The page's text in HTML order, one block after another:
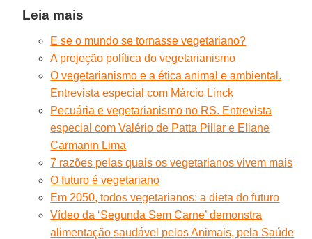
Leia mais
E se o mundo se tornasse vegetariano?
A projeção política do vegetarianismo
O vegetarianismo e a ética animal e ambiental.
Entrevista especial com Márcio Linck
Pecuária e vegetarianismo no RS. Entrevista
especial com Valério de Patta Pillar e Eliane
Carmanin Lima
7 razões pelas quais os vegetarianos vivem mais
O futuro é vegetariano
Em 2050, todos vegetarianos: a dieta do futuro
Vídeo da ‘Segunda Sem Carne’ demonstra
alimentação saudável pelos Animais, pela Saúde